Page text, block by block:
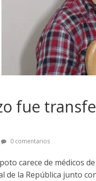
fue
0 comentarios
carece de médicos
de la República junto